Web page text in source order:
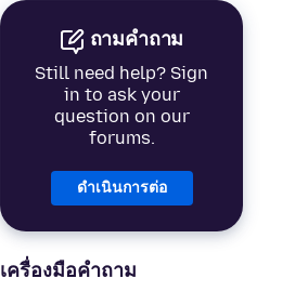
ถามคำถาม
Still need help? Sign
in to ask your
question on our
forums.
ดำเนินการต่อ
เครื่องมือคำถาม